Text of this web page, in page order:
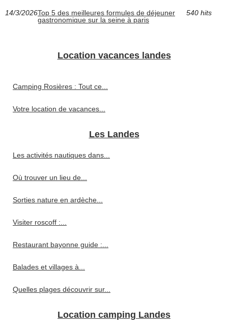
14/3/2026Top 5 des meilleures formules de déjeuner
gastronomique sur la seine à paris
540 hits
Location vacances landes
Camping Rosières : Tout ce...
Votre location de vacances...
Les Landes
Les activités nautiques dans...
Où trouver un lieu de...
Sorties nature en ardèche...
Visiter roscoff :...
Restaurant bayonne guide :...
Balades et villages à...
Quelles plages découvrir sur...
Location camping Landes